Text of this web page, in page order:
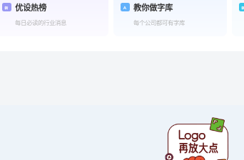
优设热榜
每日必读的行业消息
教你做字库
每个公司都可有字库